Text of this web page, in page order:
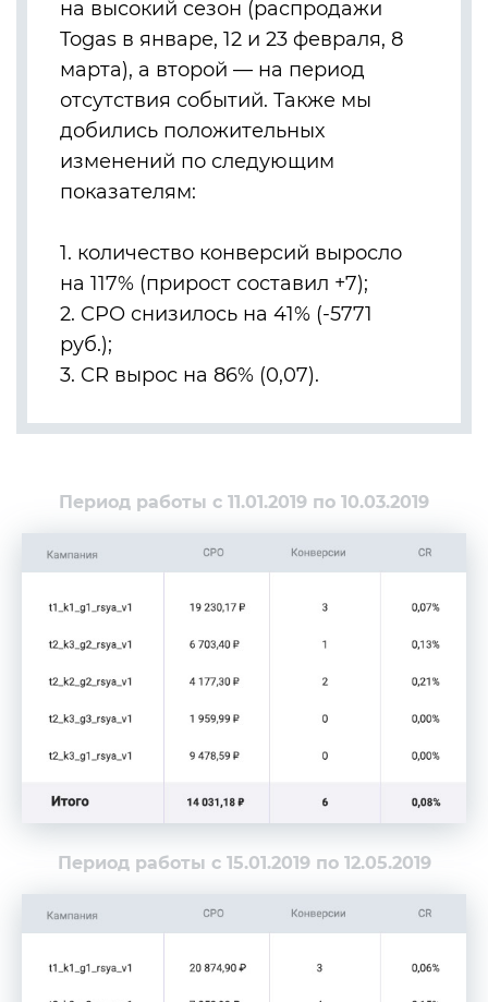
на высокий сезон (распродажи
Togas в январе, 12 и 23 февраля, 8
марта), а второй — на период
отсутствия событий. Также мы
добились положительных
изменений по следующим
показателям:
1. количество конверсий выросло
на 117% (прирост составил +7);
2. CPO снизилось на 41% (-5771
руб.);
3. CR вырос на 86% (0,07).
Период работы с 11.01.2019 по 10.03.2019
Период работы с 15.01.2019 по 12.05.2019